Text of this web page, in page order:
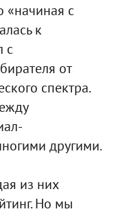
«начиная с
к
с
от
спектра.
другими.
из них
Но мы